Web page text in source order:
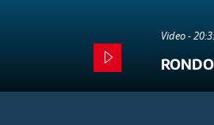
Video -